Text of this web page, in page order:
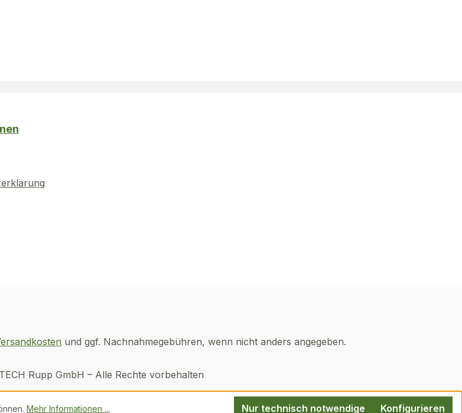
und ggf. Nachnahmegebühren, wenn nicht anders angegeben.
Rupp GmbH – Alle Rechte vorbehalten
Mehr Informationen ... Nur technisch notwendige Konfigurieren